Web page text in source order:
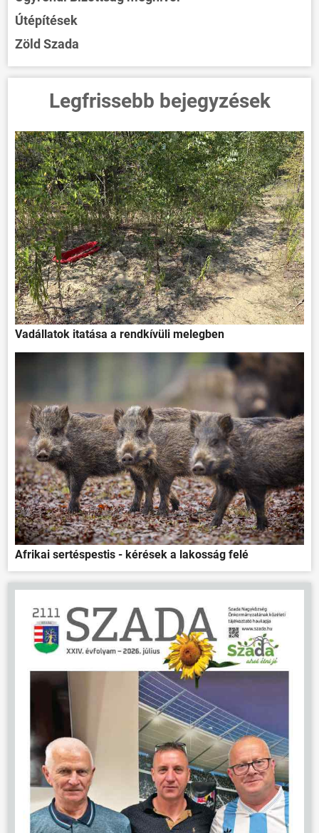
Útépítések
Zöld Szada
Legfrissebb bejegyzések
Vadállatok itatása a rendkívüli melegben
Afrikai sertéspestis - kérések a lakosság felé